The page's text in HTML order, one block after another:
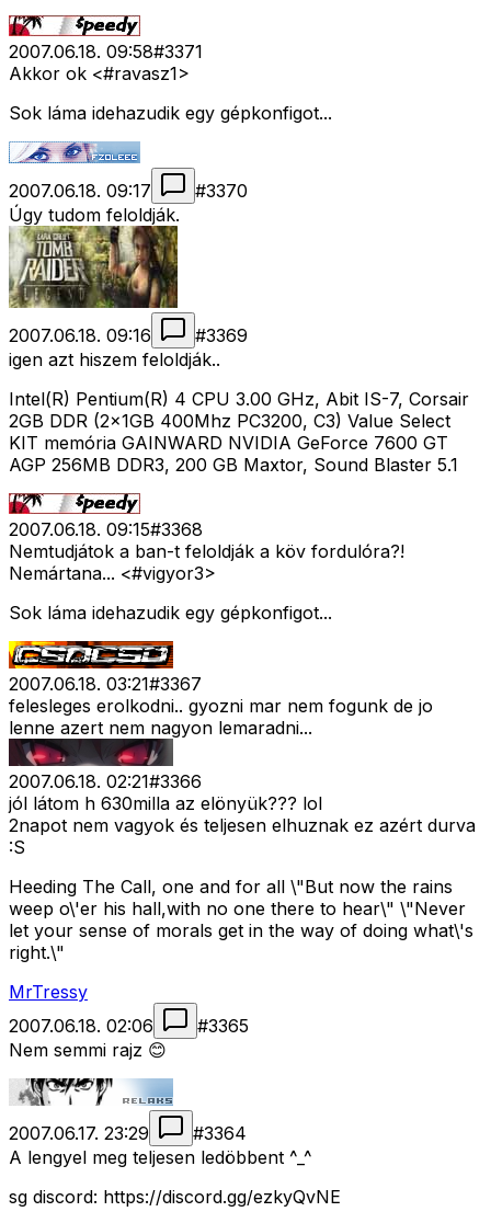
2007.06.18. 09:58#3371
Akkor ok <#ravasz1>
Sok láma idehazudik egy gépkonfigot...
2007.06.18. 09:17 #3370
Úgy tudom feloldják.
2007.06.18. 09:16 #3369
igen azt hiszem feloldják..
Intel(R) Pentium(R) 4 CPU 3.00 GHz, Abit IS-7, Corsair
2GB DDR (2x1GB 400Mhz PC3200, C3) Value Select
KIT memória GAINWARD NVIDIA GeForce 7600 GT
AGP 256MB DDR3, 200 GB Maxtor, Sound Blaster 5.1
2007.06.18. 09:15#3368
Nemtudjátok a ban-t feloldják a köv fordulóra?!
Nemártana... <#vigyor3>
Sok láma idehazudik egy gépkonfigot...
2007.06.18. 03:21#3367
felesleges erolkodni.. gyozni mar nem fogunk de jo
lenne azert nem nagyon lemaradni...
2007.06.18. 02:21#3366
jól látom h 630milla az elönyük??? lol
2napot nem vagyok és teljesen elhuznak ez azért durva
:S
Heeding The Call, one and for all \"But now the rains
weep o\'er his hall,with no one there to hear\" \"Never
let your sense of morals get in the way of doing what\'s
right.\"
MrTressy
2007.06.18. 02:06
#3365
Nem semmi rajz 😊
2007.06.17. 23:29 #3364
A lengyel meg teljesen ledöbbent ^_^
sg discord: https://discord.gg/ezkyQvNE